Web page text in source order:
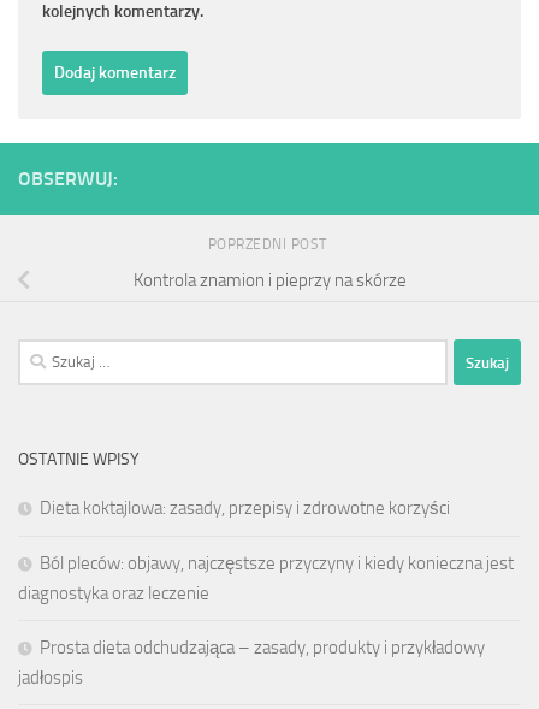
kolejnych komentarzy.
OBSERWUJ:
POPRZEDNI POST
Kontrola znamion i pieprzy na skórze
Szukaj:
OSTATNIE WPISY
Dieta koktajlowa: zasady, przepisy i zdrowotne korzyści
Ból pleców: objawy, najczęstsze przyczyny i kiedy konieczna jest
diagnostyka oraz leczenie
Prosta dieta odchudzająca – zasady, produkty i przykładowy
jadłospis